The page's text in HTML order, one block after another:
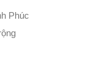
Phúc